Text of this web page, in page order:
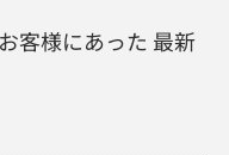
客様にあった 最新